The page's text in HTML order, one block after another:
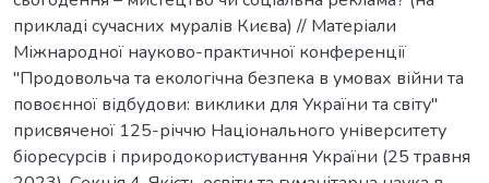
прикладі сучасних муралів Києва) // Матеріали
Міжнародної науково-практичної конференції
"Продовольча та екологічна безпека в умовах війни та
повоєнної відбудови: виклики для України та світу"
присвяченої 125-річчю Національного університету
біоресурсів і природокористування України (25 травня